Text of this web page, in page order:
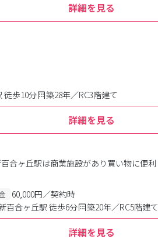
詳細を見る
徒歩10分 築28年／RC3階建て
詳細を見る
合ヶ丘駅は商業施設があり買い物に便利
60,000円／契約時
百合ヶ丘駅 徒歩6分
築20年／RC5階建て
詳細を見る